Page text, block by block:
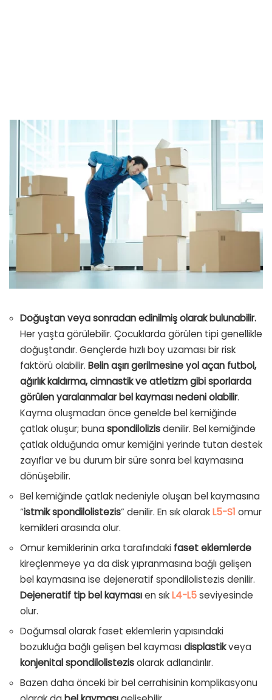
Doğuştan veya sonradan edinilmiş olarak bulunabilir.
Her yaşta görülebilir. Çocuklarda görülen tipi genellikle
doğuştandır. Gençlerde hızlı boy uzaması bir risk
faktörü olabilir. Belin aşırı gerilmesine yol açan futbol,
ağırlık kaldırma, cimnastik ve atletizm gibi sporlarda
görülen yaralanmalar bel kayması nedeni olabilir.
Kayma oluşmadan önce genelde bel kemiğinde
çatlak oluşur; buna spondilolizisdenilir. Bel kemiğinde
çatlak olduğunda omur kemiğini yerinde tutan destek
zayıflar ve bu durum bir süre sonra bel kaymasına
dönüşebilir.
Bel kemiğinde çatlak nedeniyle oluşan bel kaymasına
“istmik spondilolistezis” denilir. En sık olarakL5-S1 omur
kemikleri arasında olur.
Omur kemiklerinin arka tarafındaki faset eklemlerde
kireçlenmeye ya da disk yıpranmasına bağlı gelişen
bel kaymasına ise dejeneratif spondilolistezis denilir.
Dejeneratif tip bel kaymasıen sıkL4-L5seviyesinde
olur.
Doğumsal olarak faset eklemlerin yapısındaki
bozukluğa bağlı gelişen bel kaymasıdisplastikveya
konjenitalspondilolistezisolarak adlandırılır.
Bazen daha önceki bir bel cerrahisinin komplikasyonu